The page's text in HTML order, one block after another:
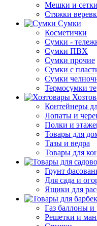
Мешки и сетки
Стяжки
Сумки
Косметички
Сумки -
Сумки ПВХ
Сумки прочие
Сумки с
Сумки
Термосумки
Контейнеры
Лопаты и
Полки и
Товары для
Тазы и ведра
Товары для
Грунт
Для сада и
Ящики для
Газ баллоны и
Решетки и